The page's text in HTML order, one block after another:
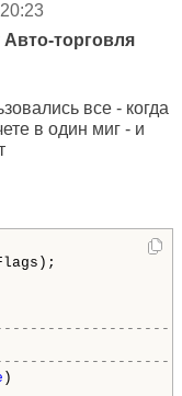
торговля
все - когда
в один миг - и
)